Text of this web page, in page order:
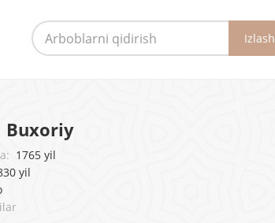
Izlash
Buxoriy
1765 yil
yil